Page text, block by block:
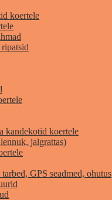
koertele
kandekotid koertele
jalgrattas)
GPS seadmed, ohutus